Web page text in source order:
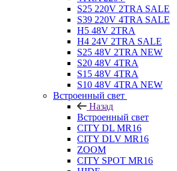
S25 220V 2TRA SALE
S39 220V 4TRA SALE
H5 48V 2TRA
H4 24V 2TRA SALE
S25 48V 2TRA NEW
S20 48V 4TRA
S15 48V 4TRA
S10 48V 4TRA NEW
Встроенный свет
Назад
Встроенный свет
CITY DL MR16
CITY DLV MR16
ZOOM
CITY SPOT MR16